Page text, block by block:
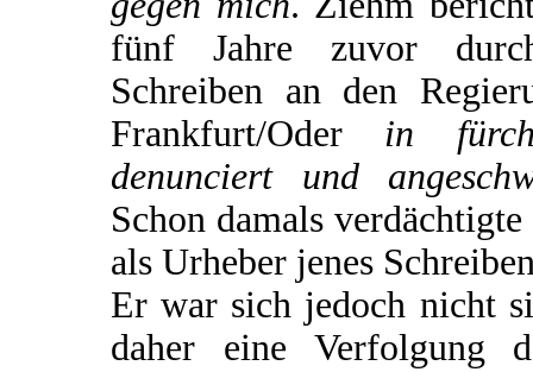
fünf Jahre zuvor
Schreiben an den
Frankfurt/Oder in
denunciert und
Schon damals
als Urheber jenes
Er war sich jedoch nicht
daher eine Verfolgung